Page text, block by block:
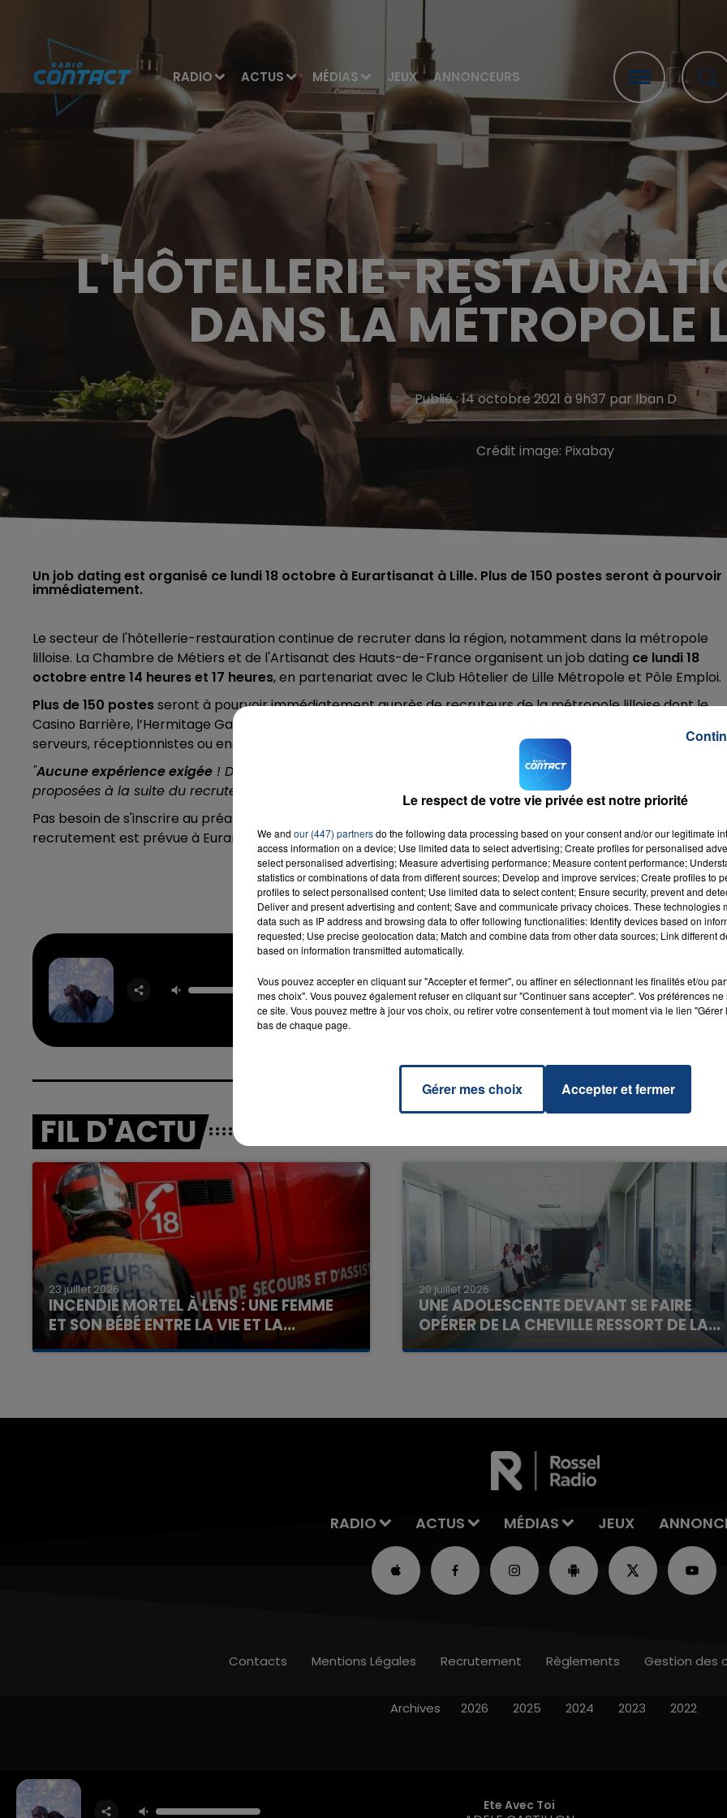
RADIO ACTUS MÉDIAS JEUX ANNONCEURS
L'HÔTELLERIE-
DANS LA MÉTROPOLE
Publié : 14 octobre 2021 à 9h37 par Iban D
Crédit image: Pixabay
Un job dating est organisé ce lundi 18 octobre à Eurartisanat à Lille. Plus de 150 postes seront à pourvoir
immédiatement.
Le secteur de l'hôtellerie-restauration continue de recruter dans la région, notamment dans la métropole
lilloise. La Chambre de Métiers et de l'Artisanat des Hauts-de-France organisent un job dating ce lundi 18
octobre entre 14 heures et 17 heures, en partenariat avec le Club Hôtelier de Lille Métropole et Pôle Emploi.
Plus de 150 postesseront à pourvoir immédiatement auprès de recruteurs de la métropole lilloise dont le
Casino Barrière, l’Hermitage Gantois ou encore le groupe Accor. Ces derniers recherchent des cuisiniers,
serveurs, réceptionnistes ou encore des employés d'étage, homme ou femme.
"Aucune expérience exigée ! Des solutions de formations courtes sur les savoirs de base du métier seront
proposées à la suite du recrutement"
précise la CMA Hauts-de-France dans son communiqué.
Pas besoin de s'inscrire au préalable, il suffit de venir avec plusieurs CV et son pass sanitaire. La session de
recrutement est prévue à Eurartisanat, place des Artisans à Lille.
Ete Avec Toi
ADELE
CASTILLON
RADIO CONTACT
FIL D'ACTU
23 juillet 2026
INCENDIE MORTEL À LENS : UNE FEMME
ET SON BÉBÉ ENTRE LA VIE ET LA...
Un homme s'est immolé par le feu après avoir
20 juillet 2026
UNE ADOLESCENTE DEVANT SE FAIRE
OPÉRER DE LA CHEVILLE RESSORT DE LA...
La famille a porté plainte contre la clinique qui a
7h00 - 11h00
La Team de l'été
RADIO ACTUS MÉDIAS JEUX
Ete Avec Toi
Contacts Mentions Légales Recrutement Règlements Gestion des
Archives 2026 2025 2024 2023 2022
Le respect de votre vie privée est notre priorité
We and our (447) partnersdo the following data processing based on your consent and/or our legitimate
access information on a device; Use limited data to select advertising; Create profiles for personalised
select personalised advertising; Measure advertising performance; Measure content performance;
statistics or combinations of data from different sources; Develop and improve services; Create profiles to
profiles to select personalised content; Use limited data to select content; Ensure security, prevent and
Deliver and present advertising and content; Save and communicate privacy choices. These technologies
data such as IP address and browsing data to offer following functionalities: Identify devices based on
requested; Use precise geolocation data; Match and combine data from other data sources; Link different
based on information transmitted automatically.
Vous pouvez accepter en cliquant sur "Accepter et fermer", ou affiner en sélectionnant les finalités et/ou
mes choix". Vous pouvez également refuser en cliquant sur "Continuer sans accepter". Vos préférences
ce site. Vous pouvez mettre à jour vos choix, ou retirer votre consentement à tout moment via le lien
bas de chaque page.
Gérer mes choix Accepter et fermer